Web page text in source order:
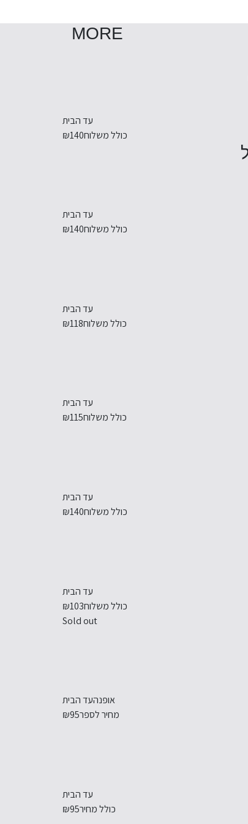
MORE
עד הבית
כולל משלוח₪140
עד הבית
כולל משלוח₪140
עד הבית
כולל משלוח₪118
עד הבית
כולל משלוח₪115
עד הבית
כולל משלוח₪140
עד הבית
כולל משלוח₪103
Sold out
אופנהעד הבית
מחיר לספר₪95
עד הבית
כולל מחיר₪95